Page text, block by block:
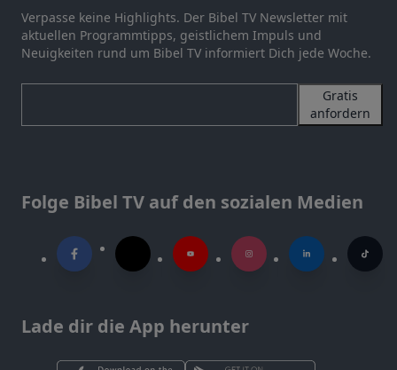
Verpasse keine Highlights. Der Bibel TV Newsletter mit
aktuellen Programmtipps, geistlichem Impuls und
Neuigkeiten rund um Bibel TV informiert Dich jede Woche.
Gratis
anfordern
Folge Bibel TV auf den sozialen Medien
Lade dir die App herunter